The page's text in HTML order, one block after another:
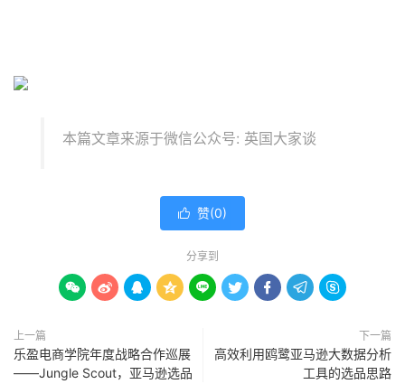
本篇文章来源于微信公众号: 英国大家谈
 赞(0)
分享到
        
上一篇
乐盈电商学院年度战略合作巡展
——Jungle Scout，亚马逊选品
下一篇
高效利用鸥鹭亚马逊大数据分析
工具的选品思路